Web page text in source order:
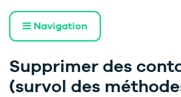
Navigation
Supprimer des
(survol des